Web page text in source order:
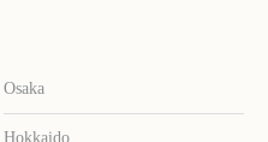
Osaka
Hokkaido